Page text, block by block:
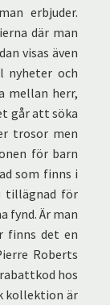
erbjuder.
där man
visas även
nyheter och
mellan herr,
går att söka
trosor men
för barn
som finns i
tillägnad för
fynd. Är man
finns det en
Roberts
hos
kollektion är